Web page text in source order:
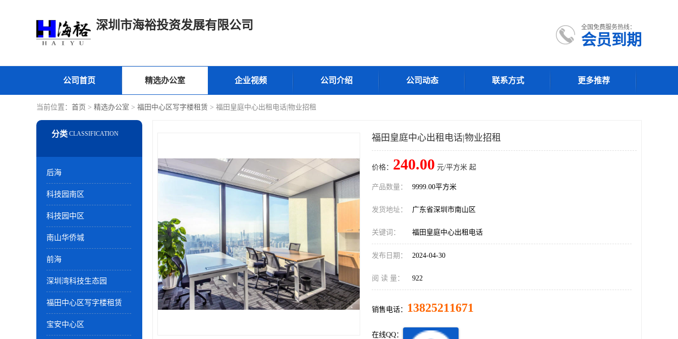
深圳市海裕投资发展有限公司 全国免费服务热线：
会员到期
公司首页 精选办公室 企业视频 公司介绍 公司动态 联系方式 更多推荐
当前位置： 首页 > 精选办公室 > 福田中心区写字楼租赁 > 福田皇庭中心出租电话|物业招租
后海
科技园南区
科技园中区
南山华侨城
前海
深圳湾科技生态园
福田中心区写字楼租赁
宝安中心区
福田皇庭中心出租电话|物业招租
价格： 240.00 元/平方米 起
产品数量： 9999.00平方米
发货地址： 广东省深圳市南山区
关键词： 福田皇庭中心出租电话
发布日期： 2024-04-30
阅 读 量： 922
销售电话： 13825211671
在线QQ：